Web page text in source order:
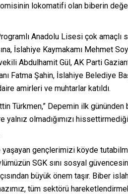
lokomatifi olan biberin
Anadolu Lisesi çok amaçlı
İslahiye Kaymakamı Mehmet
Abdulhamit Gül, AK Parti
Fatma Şahin, İslahiye Belediye
amirleri ve muhtarlar katıldı.
Türkmen,” Depemin ilk gününden
yalnız olmadığımızı
yaşayan gençlerimizi köyde
SGK sını sosyal
büyük önem taşır. Biber
tüm sektörü